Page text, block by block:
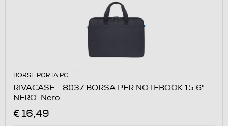
BORSE PORTA PC
RIVACASE - 8037 BORSA PER NOTEBOOK 15.6"
NERO-Nero
€ 16,49